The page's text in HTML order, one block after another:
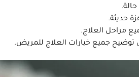
حديثة.
مراحل العلاج.
جميع خيارات العلاج للمريض.